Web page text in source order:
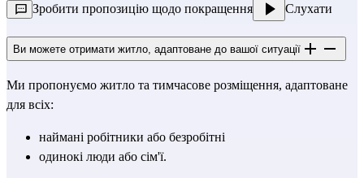
Зробити пропозицію щодо покращення Слухати
Ви можете отримати житло, адаптоване до вашої ситуації
Ми пропонуємо житло та тимчасове розміщення, адаптоване
для всіх:
наймані робітники або безробітні
одинокі люди або сім'ї.